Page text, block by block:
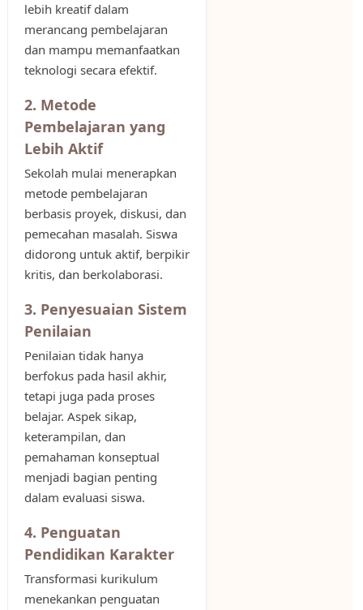
lebih kreatif dalam
merancang pembelajaran
dan mampu memanfaatkan
teknologi secara efektif.
2. Metode
Pembelajaran yang
Lebih Aktif
Sekolah mulai menerapkan
metode pembelajaran
berbasis proyek, diskusi, dan
pemecahan masalah. Siswa
didorong untuk aktif, berpikir
kritis, dan berkolaborasi.
3. Penyesuaian Sistem
Penilaian
Penilaian tidak hanya
berfokus pada hasil akhir,
tetapi juga pada proses
belajar. Aspek sikap,
keterampilan, dan
pemahaman konseptual
menjadi bagian penting
dalam evaluasi siswa.
4. Penguatan
Pendidikan Karakter
Transformasi kurikulum
menekankan penguatan